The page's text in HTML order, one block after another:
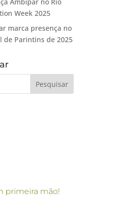
Week 2025
marca presença no
de Parintins de 2025
primeira mão!